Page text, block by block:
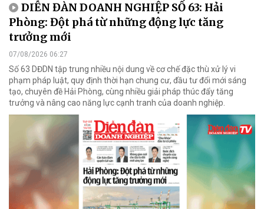
DIỄN ĐÀN DOANH NGHIỆP SỐ 63: Hải
Phòng: Đột phá từ những động lực tăng
trưởng mới
07/08/2026 06:27
Số 63 DĐDN tập trung nhiều nội dung về cơ chế đặc thù xử lý vi
phạm pháp luật, quy định thời hạn chung cư, đầu tư đổi mới sáng
tạo, chuyên đề Hải Phòng, cùng nhiều giải pháp thúc đẩy tăng
trưởng và nâng cao năng lực cạnh tranh của doanh nghiệp.